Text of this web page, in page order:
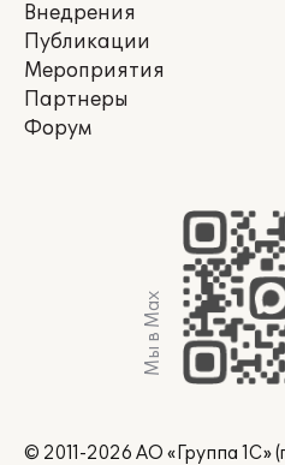
Внедрения
Публикации
Мероприятия
Партнеры
Форум
Мы в Max
© 2011-2026 АО «Группа